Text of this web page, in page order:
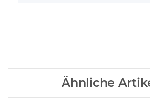
Ähnliche